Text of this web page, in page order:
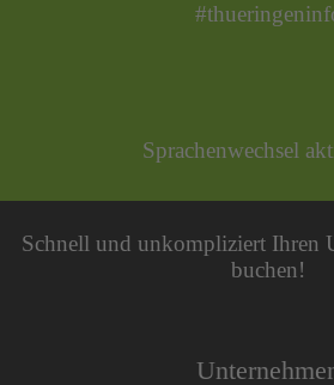
Sprachenwechsel
Schnell und unkompliziert Ihren
buchen!